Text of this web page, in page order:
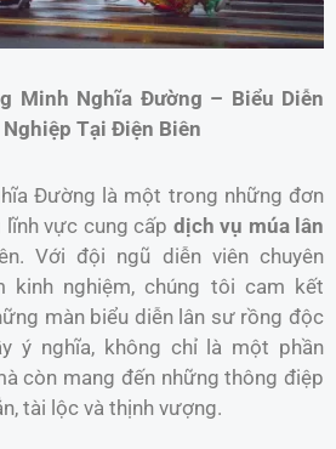
Minh Nghĩa Đường – Biểu Diễn
Nghiệp Tại Điện Biên
Đường là một trong những đơn
vực cung cấp dịch vụ múa lân
Với đội ngũ diễn viên chuyên
kinh nghiệm, chúng tôi cam kết
màn biểu diễn lân sư rồng độc
ý nghĩa, không chỉ là một phần
còn mang đến những thông điệp
tài lộc và thịnh vượng.